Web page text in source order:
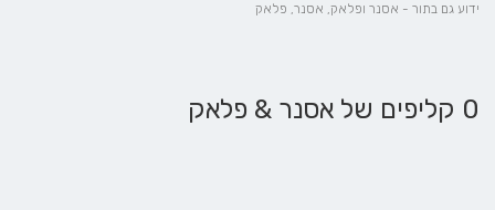
ידוע גם בתור - אסנר ופלאק, אסנר, פלאק
0 קליפים של אסנר & פלאק